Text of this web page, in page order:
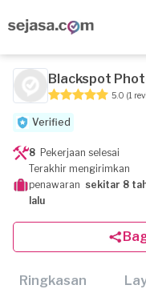
Blackspot
5.0 (1
Verified
8 Pekerjaan selesai
Terakhir mengirimkan
penawaran sekitar 8
lalu
Ringkasan